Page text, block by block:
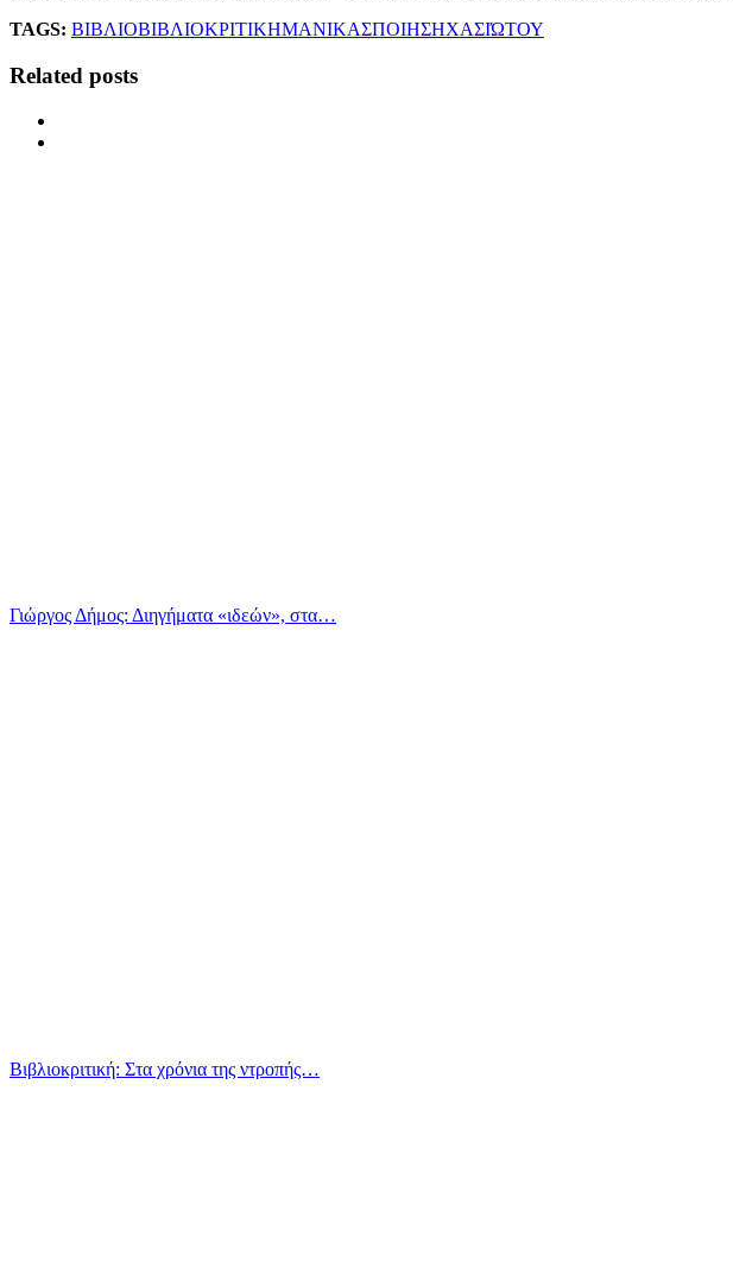
TAGS: ΒΙΒΛΙΟΒΙΒΛΙΟΚΡΙΤΙΚΗΜΑΝΙΚΑΣΠΟΙΗΣΗΧΑΣΙΏΤΟΥ
Related posts
Γιώργος Δήμος: Διηγήματα «ιδεών», στα…
Βιβλιοκριτική: Στα χρόνια της ντροπής…